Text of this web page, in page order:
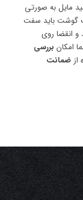
مایل به صورتی
گوشت باید سفت
و انقضا روی
امکان بررسی
از ضمانت